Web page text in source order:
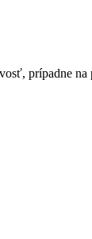
prípadne